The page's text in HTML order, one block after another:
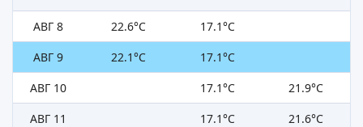
АВГ 8
22.6°C
17.1°C
АВГ 9
22.1°C
17.1°C
АВГ 10
17.1°C
21.9°C
АВГ 11
17.1°C
21.6°C